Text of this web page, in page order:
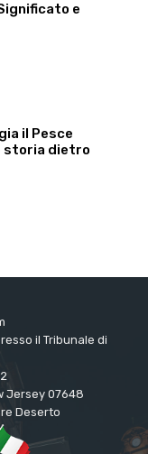
Significato e
il Pesce
storia dietro
il Tribunale di
Jersey 07648
Deserto